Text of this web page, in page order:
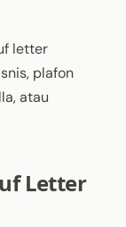
letter
plafon
atau
Letter